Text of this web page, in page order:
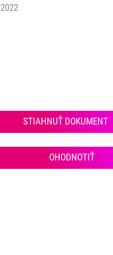
STIAHNUŤ DOKUMENT
OHODNOTIŤ